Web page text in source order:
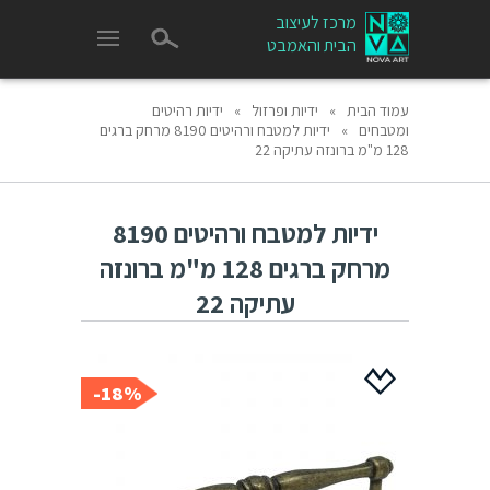
מרכז לעיצוב
הבית והאמבט
עמוד הבית » ידיות ופרזול »
ידיות רהיטים
ומטבחים
»
ידיות למטבח ורהיטים 8190 מרחק ברגים
128 מ"מ ברונזה עתיקה 22
ידיות למטבח ורהיטים 8190
מרחק ברגים 128 מ"מ ברונזה
עתיקה 22
18%-